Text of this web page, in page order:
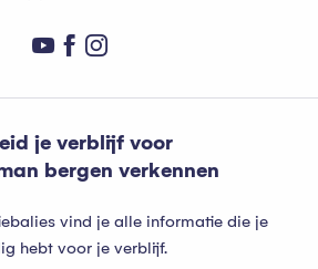
je verblijf voor
bergen verkennen
vind je alle informatie die je
hebt voor je verblijf.